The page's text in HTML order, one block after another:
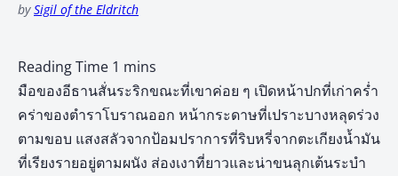
bySigil of the Eldritch
มือของอีธานสั่นระริกขณะที่เขาค่อย ๆ เปิดหน้าปกที่เก่าคร่ำ
คร่าของตำราโบราณออก หน้ากระดาษที่เปราะบางหลุดร่วง
ตามขอบ แสงสลัวจากป้อมปราการที่ริบหรี่จากตะเกียงน้ำมัน
ที่เรียงรายอยู่ตามผนัง ส่องเงาที่ยาวและน่าขนลุกเต้นระบำ